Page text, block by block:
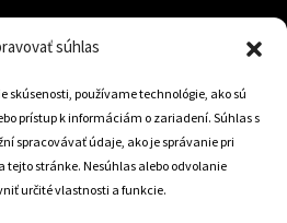
súhlas
skúsenosti, používame technológie, ako sú
prístup k informáciám o zariadení. Súhlas s
spracovávať údaje, ako je správanie pri
tejto stránke. Nesúhlas alebo odvolanie
určité vlastnosti a funkcie.
234